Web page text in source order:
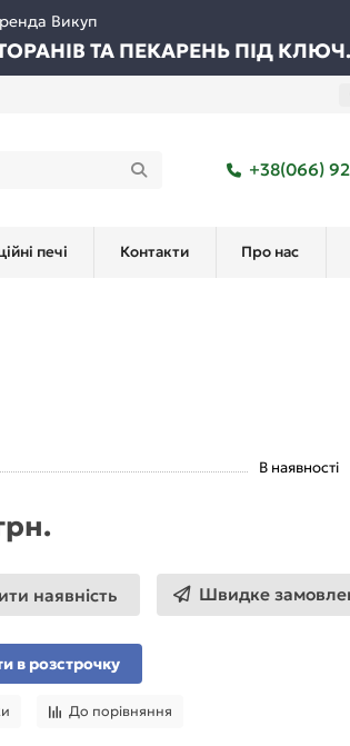
Викуп
ТА ПЕКАРЕНЬ ПІД КЛЮЧ.
+38(066)
печі Контакти Про нас
В наявності
наявність Швидке
в розстрочку
До порівняння